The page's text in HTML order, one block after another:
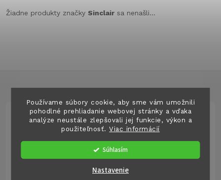
Používame súbory cookie, aby sme vám umožnili
pohodlné prehliadanie webovej stránky a vďaka
analýze neustále zlepšovali jej funkcie, výkon a
použiteľnosť.Viac informácií
Súhlasím
Nastavenie
Žiadne produkty značky Sinclair sa nenašli...
Z